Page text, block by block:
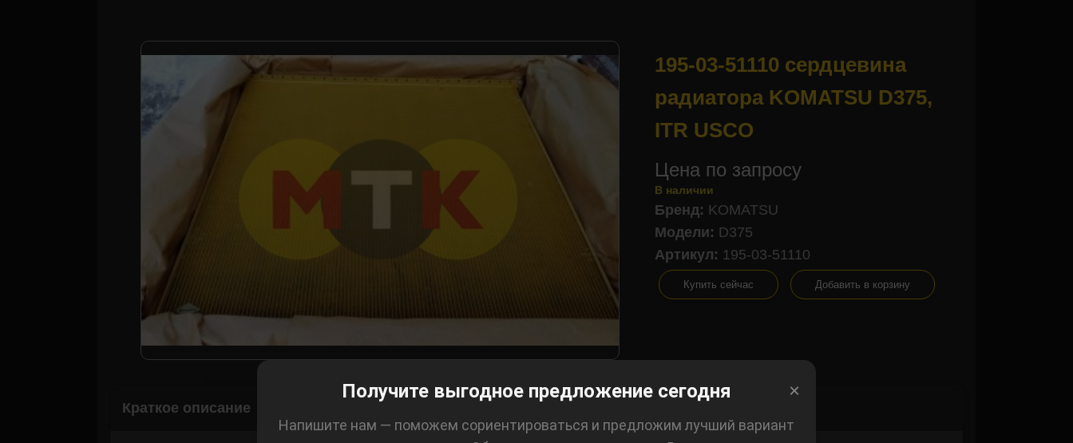
×
Получите выгодное предложение сегодня
Напишите нам — поможем сориентироваться и предложим лучший вариант
×
Корзина
195-03-51110 сердцевина
радиатора KOMATSU D375,
ITR USCO
Цена по запросу
В наличии
Бренд: KOMATSU
Модели: D375
Артикул: 195-03-51110
Купить сейчас Добавить в корзину
Краткое описание